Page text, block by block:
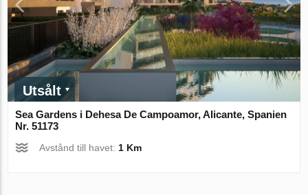
Utsålt
Sea Gardens i Dehesa De Campoamor, Alicante, Spanien
Nr. 51173
Avstånd till havet: 1 Km